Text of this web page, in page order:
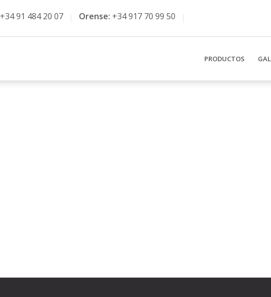
+34 91 484 20 07 Orense: +34 917 70 99 50
PRODUCTOS